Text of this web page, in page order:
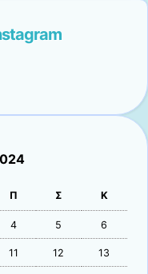
Π Σ Κ
4 5 6
11 12 13